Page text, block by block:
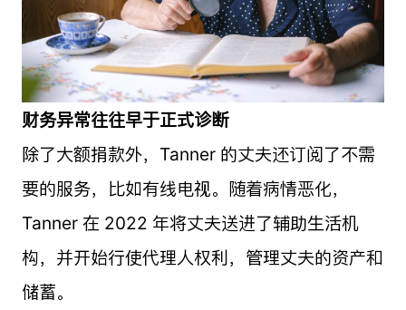
财务异常往往早于正式诊断
除了大额捐款外，Tanner 的丈夫还订阅了不需
要的服务，比如有线电视。随着病情恶化，
Tanner 在 2022 年将丈夫送进了辅助生活机
构，并开始行使代理人权利，管理丈夫的资产和
储蓄。